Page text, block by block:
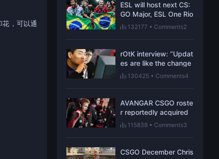
，可以通
ESL will host next CS:
GO Major, ESL One Rio
in Brazil
132177 • Comments2
rOtK interview: “Updat
es are like the change
of rules in traditional s
130425 • Comments4
AVANGAR CSGO roste
r reportedly acquired
by Virtus.pro
115838 • Comments3
CSGO December Chris